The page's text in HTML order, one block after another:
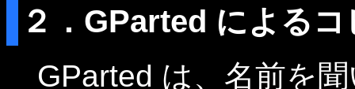
２．GParted によるコ
GParted は、名前を